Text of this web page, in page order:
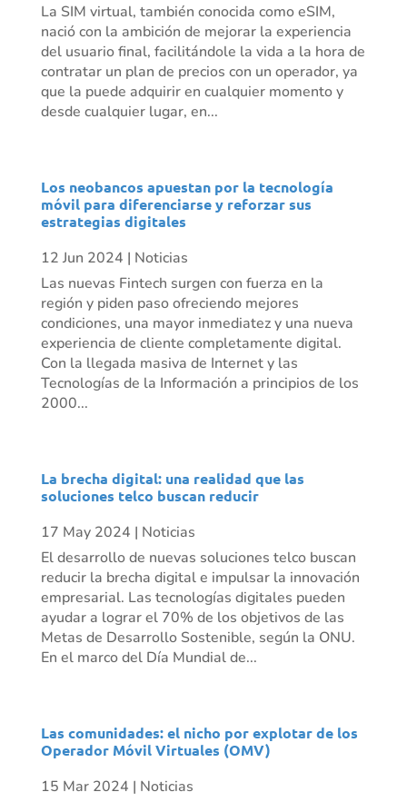
La SIM virtual, también conocida como eSIM,
nació con la ambición de mejorar la experiencia
del usuario final, facilitándole la vida a la hora de
contratar un plan de precios con un operador, ya
que la puede adquirir en cualquier momento y
desde cualquier lugar, en...
Los neobancos apuestan por la tecnología
móvil para diferenciarse y reforzar sus
estrategias digitales
12 Jun 2024 | Noticias
Las nuevas Fintech surgen con fuerza en la
región y piden paso ofreciendo mejores
condiciones, una mayor inmediatez y una nueva
experiencia de cliente completamente digital.
Con la llegada masiva de Internet y las
Tecnologías de la Información a principios de los
2000...
La brecha digital: una realidad que las
soluciones telco buscan reducir
17 May 2024 | Noticias
El desarrollo de nuevas soluciones telco buscan
reducir la brecha digital e impulsar la innovación
empresarial. Las tecnologías digitales pueden
ayudar a lograr el 70% de los objetivos de las
Metas de Desarrollo Sostenible, según la ONU.
En el marco del Día Mundial de...
Las comunidades: el nicho por explotar de los
Operador Móvil Virtuales (OMV)
15 Mar 2024 | Noticias